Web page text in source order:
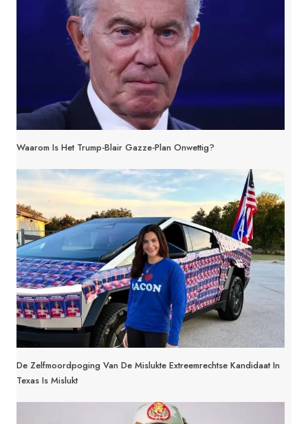
Waarom Is Het Trump-Blair Gazze-Plan Onwettig?
De Zelfmoordpoging Van De Mislukte Extreemrechtse Kandidaat In
Texas Is Mislukt